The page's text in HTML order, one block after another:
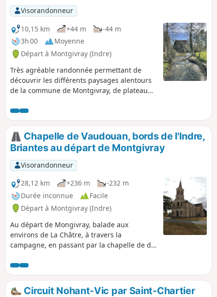
Visorandonneur
10,15 km
+44 m
-44 m
3h 00
Moyenne
Départ à Montgivray (Indre)
Très agréable randonnée permettant de
découvrir les différents paysages alentours
de la commune de Montgivray, de plateau
pied du château.
Chapelle de Vaudouan, bords de l'Indre,
Briantes au départ de Montgivray
Visorandonneur
28,12 km
+236 m
-232 m
Durée inconnue
Facile
Départ à Montgivray (Indre)
Au départ de Mongivray, balade aux
environs de La Châtre, à travers la
campagne, en passant par la chapelle de de
l'Indre.
Circuit Nohant-Vic par Saint-Chartier